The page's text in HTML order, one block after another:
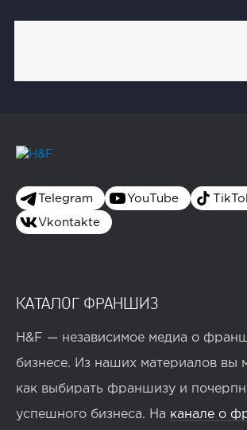
Telegram YouTube
Vkontakte
КАТАЛОГ ФРАНШИЗ
H&F — независимое медиа о
бизнесе. Из наших материалов вы
как выбирать франшизу и
успешного бизнеса. На канале о